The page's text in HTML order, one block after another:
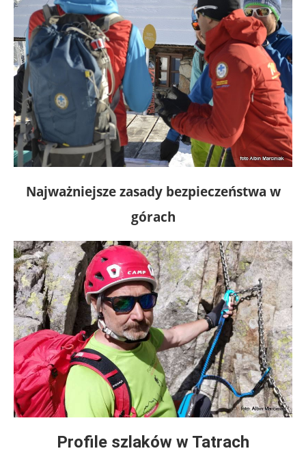
Najważniejsze zasady bezpieczeństwa w
górach
Profile szlaków w Tatrach